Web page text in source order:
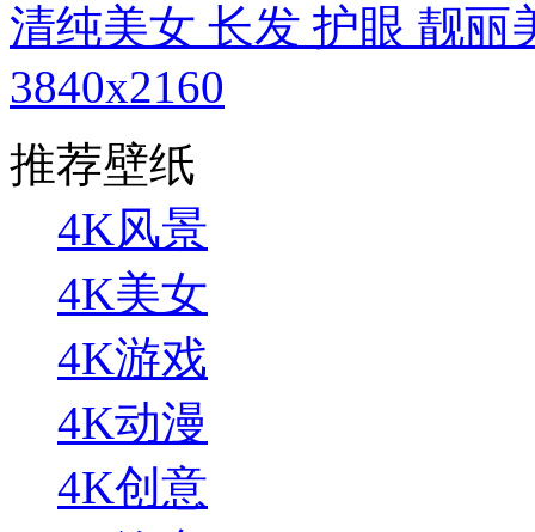
清纯美女 长发 护眼 靓丽
3840x2160
推荐壁纸
4K风景
4K美女
4K游戏
4K动漫
4K创意